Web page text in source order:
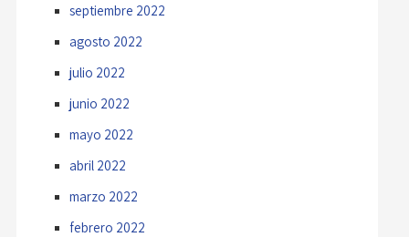
septiembre 2022
agosto 2022
julio 2022
junio 2022
mayo 2022
abril 2022
marzo 2022
febrero 2022